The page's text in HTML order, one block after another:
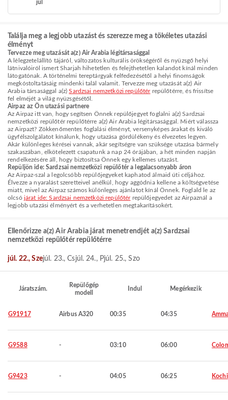
júl
Találja meg a legjobb utazást és szerezze meg a tökéletes utazási
élményt
Tervezze meg utazását a(z) Air Arabia légitársasággal
A lélegzetelállító tájáról, változatos kulturális örökségéről és nyüzsgő helyi
látnivalóiról ismert Sharjah hihetetlen és felejthetetlen kalandot kínál minden
látogatónak. A történelmi tereptárgyak felfedezésétől a helyi finomságok
megkóstoltatásáig mindenki talál valamit. Tervezze meg utazását a(z) Air
Arabia társasággal a(z)Sardzsai nemzetközi repülőtérrepülőtérre, és frissítse
fel elméjét a világ nyüzsgésétől.
Airpaz az Ön utazási partnere
Az Airpaz itt van, hogy segítsen Önnek repülőjegyet foglalni a(z) Sardzsai
nemzetközi repülőtér repülőtérre a(z) Air Arabia légitársasággal. Miért válassza
az Airpazt? Zökkenőmentes foglalási élményt, versenyképes árakat és kiváló
ügyfélszolgálatot kínálunk, hogy utazása gördülékeny és élvezetes legyen.
Akár különleges kérései vannak, akár segítségre van szüksége utazása bármely
szakaszában, elkötelezett csapatunk a nap 24 órájában, a hét minden napján
rendelkezésére áll, hogy biztosítsa Önnek egy kellemes utazást.
Repüljön ide: Sardzsai nemzetközi repülőtér a legalacsonyabb áron
Az Airpaz-szal a legolcsóbb repülőjegyeket kaphatod álmaid úti céljához.
Élvezze a nyaralást szeretteivel anélkül, hogy aggódnia kellene a költségvetése
miatt, mivel az Airpaz számos különleges ajánlatot kínál Önnek. Foglald le az
olcsó járat ide: Sardzsai nemzetközi repülőtérrepülőjegyedet az Airpaznál a
legjobb utazási élményért és a verhetetlen megtakarításokért.
Ellenőrizze a(z) Air Arabia járat menetrendjét a(z) Sardzsai
nemzetközi repülőtér repülőtérre
júl. 22., Szejúl. 23., Csjúl. 24., Pjúl. 25., Szo
Járatszám.
Repülőgép
modell
Indul Megérkezik
G91917 Airbus A320 00:35 04:35
G9588 - 03:10 06:00
G9423 - 04:05 06:25 Kochi